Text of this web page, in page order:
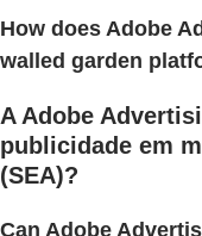
How does Adobe
walled garden
A Adobe
publicidade em
(SEA)?
Can Adobe